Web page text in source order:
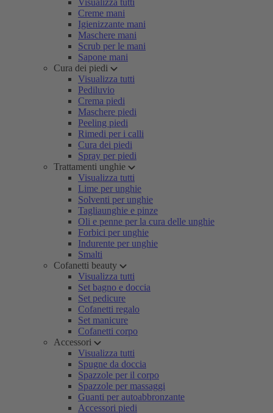
Visualizza tutti
Creme mani
Igienizzante mani
Maschere mani
Scrub per le mani
Sapone mani
Cura dei piedi
Visualizza tutti
Pediluvio
Crema piedi
Maschere piedi
Peeling piedi
Rimedi per i calli
Cura dei piedi
Spray per piedi
Trattamenti unghie
Visualizza tutti
Lime per unghie
Solventi per unghie
Tagliaunghie e pinze
Oli e penne per la cura delle unghie
Forbici per unghie
Indurente per unghie
Smalti
Cofanetti beauty
Visualizza tutti
Set bagno e doccia
Set pedicure
Cofanetti regalo
Set manicure
Cofanetti corpo
Accessori
Visualizza tutti
Spugne da doccia
Spazzole per il corpo
Spazzole per massaggi
Guanti per autoabbronzante
Accessori piedi